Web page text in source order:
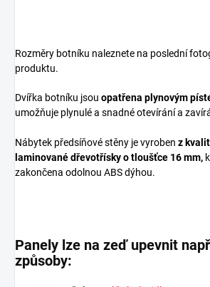
Rozměry botníku naleznete na poslední
produktu.
Dvířka botníku jsou opatřena plynovým
umožňuje plynulé a snadné otevírání a
Nábytek předsíňové stěny je vyroben z
laminované dřevotřískyo tloušťce 16 mm,
zakončena odolnou ABS dýhou.
Panely lze na zeď upevnit
způsoby: